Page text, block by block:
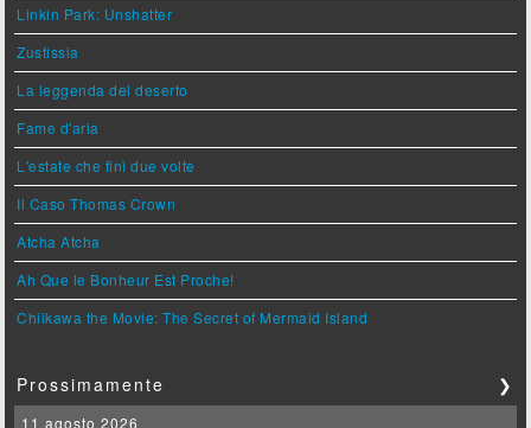
Linkin Park: Unshatter
Zustissia
La leggenda del deserto
Fame d'aria
L'estate che finì due volte
Il Caso Thomas Crown
Atcha Atcha
Ah Que le Bonheur Est Proche!
Chiikawa the Movie: The Secret of Mermaid Island
Prossimamente ❯
11 agosto 2026